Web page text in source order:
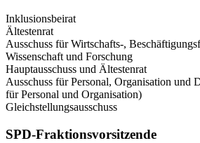
Inklusionsbeirat
Ältestenrat
Ausschuss für Wirtschafts-,
Wissenschaft und Forschung
Hauptausschuss und Ältestenrat
Ausschuss für Personal, Organisation und
für Personal und Organisation)
Gleichstellungsausschuss
SPD-Fraktionsvorsitzende